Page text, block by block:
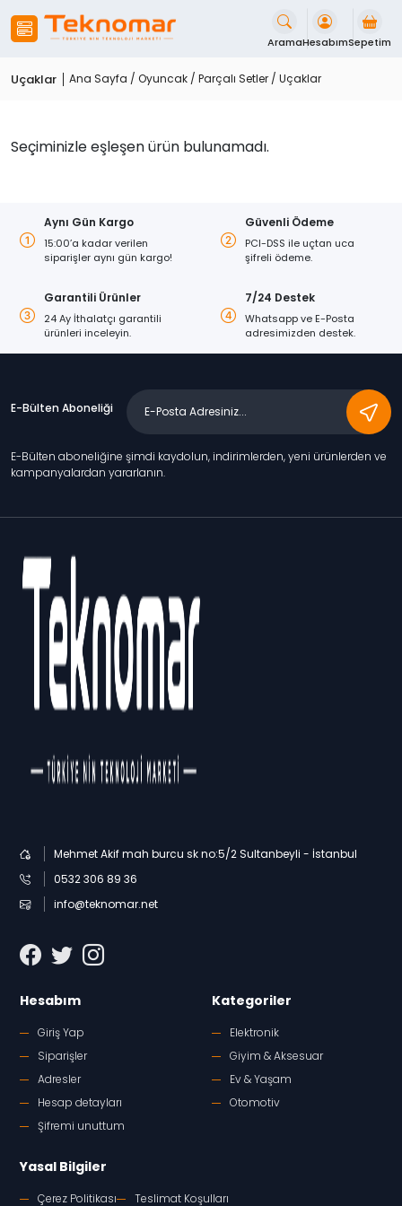
Geç
AramaHesabımSepetim
Uçaklar Ana Sayfa / Oyuncak / Parçalı Setler / Uçaklar
Seçiminizle eşleşen ürün bulunamadı.
Aynı Gün Kargo
15:00’a kadar verilen
siparişler aynı gün kargo!
Güvenli Ödeme
PCI-DSS ile uçtan uca
şifreli ödeme.
Garantili Ürünler
24 Ay İthalatçı garantili
ürünleri inceleyin.
7/24 Destek
Whatsapp ve E-Posta
adresimizden destek.
E-Bülten Aboneliği
E-Bülten aboneliğine şimdi kaydolun, indirimlerden, yeni ürünlerden ve
kampanyalardan yararlanın.
Mehmet Akif mah burcu sk no:5/2 Sultanbeyli - İstanbul
0532 306 89 36
info@teknomar.net
Hesabım
Giriş Yap
Siparişler
Adresler
Hesap detayları
Şifremi unuttum
Kategoriler
Elektronik
Giyim & Aksesuar
Ev & Yaşam
Otomotiv
Yasal Bilgiler
Çerez Politikası Teslimat Koşulları